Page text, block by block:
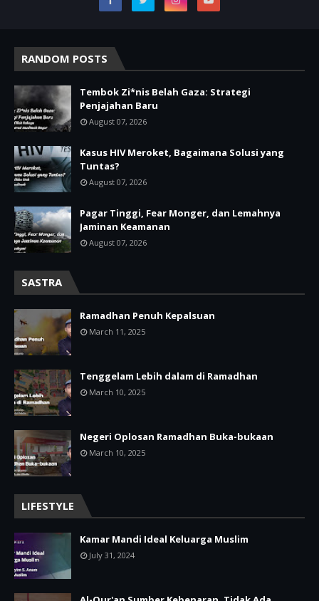
RANDOM POSTS
Tembok Zi*nis Belah Gaza: Strategi
Penjajahan Baru
August 07, 2026
Kasus HIV Meroket, Bagaimana Solusi yang
Tuntas?
August 07, 2026
Pagar Tinggi, Fear Monger, dan Lemahnya
Jaminan Keamanan
August 07, 2026
SASTRA
Ramadhan Penuh Kepalsuan
March 11, 2025
Tenggelam Lebih dalam di Ramadhan
March 10, 2025
Negeri Oplosan Ramadhan Buka-bukaan
March 10, 2025
LIFESTYLE
Kamar Mandi Ideal Keluarga Muslim
July 31, 2024